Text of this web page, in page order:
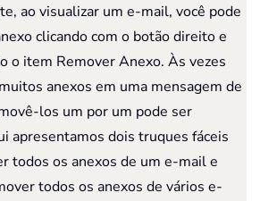
ao visualizar um e-mail, você pode
clicando com o botão direito e
o item Remover Anexo. Às vezes
anexos em uma mensagem de
los um por um pode ser
apresentamos dois truques fáceis
todos os anexos de um e-mail e
todos os anexos de vários e-